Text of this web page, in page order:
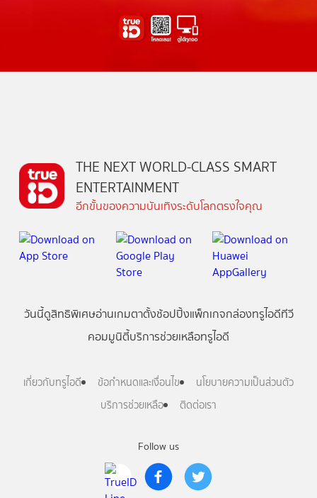
Follow us
THE NEXT WORLD-CLASS SMART
ENTERTAINMENT
อีกขั้นของความบันเทิงระดับโลกตรงใจคุณ
วันนี้ดูสิทธิพิเศษอ่านเกมตาตั้งช้อปปิ้งแพ็กเกจกล่องทรูไอดีทีวี
คอมมูนิตี้บริการช่วยเหลือทรูไอดี
เกี่ยวกับทรูไอดี ข้อกำหนดและเงื่อนไข
นโยบายความเป็นส่วนตัว
บริการช่วยเหลือ
ติดต่อเรา